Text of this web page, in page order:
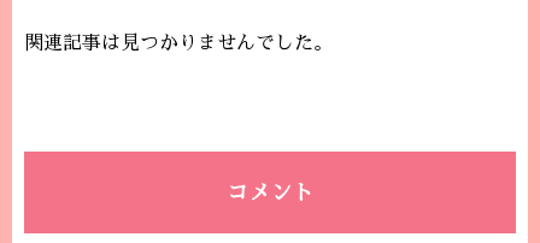
関連記事は見つかりませんでした。
コメント